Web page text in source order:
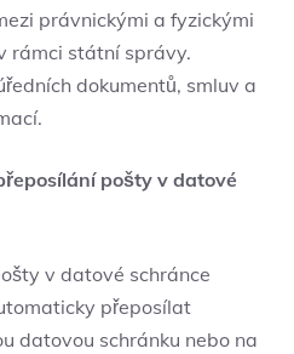
právnickými a fyzickými
rámci státní správy.
dokumentů, smluv a
pošty v datové
v datové schránce
přeposílat
datovou schránku nebo na